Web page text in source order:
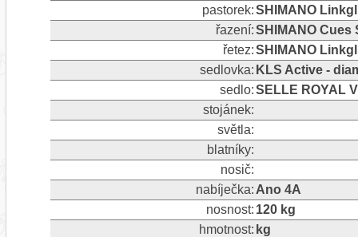
pastorek:SHIMANO
řazení:SHIMANO Cues
řetez:SHIMANO
sedlovka: KLS Active -
sedlo:SELLE ROYAL
stojánek:
světla:
blatníky:
nosič:
nabíječka: Ano 4A
nosnost: 120 kg
hmotnost: kg